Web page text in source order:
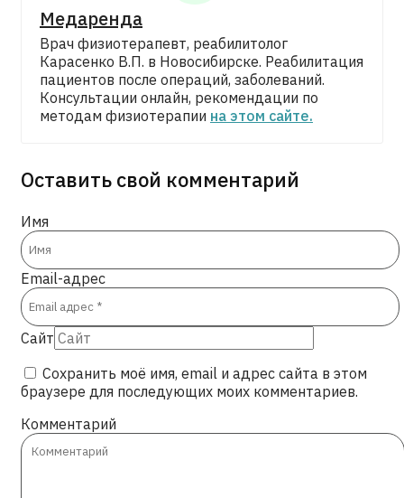
Медаренда
Врач физиотерапевт, реабилитолог
Карасенко В.П. в Новосибирске. Реабилитация
пациентов после операций, заболеваний.
Консультации онлайн, рекомендации по
методам физиотерапии на этом сайте.
Оставить свой комментарий
Имя
Email-адрес
Сайт
Сохранить моё имя, email и адрес сайта в этом
браузере для последующих моих комментариев.
Комментарий